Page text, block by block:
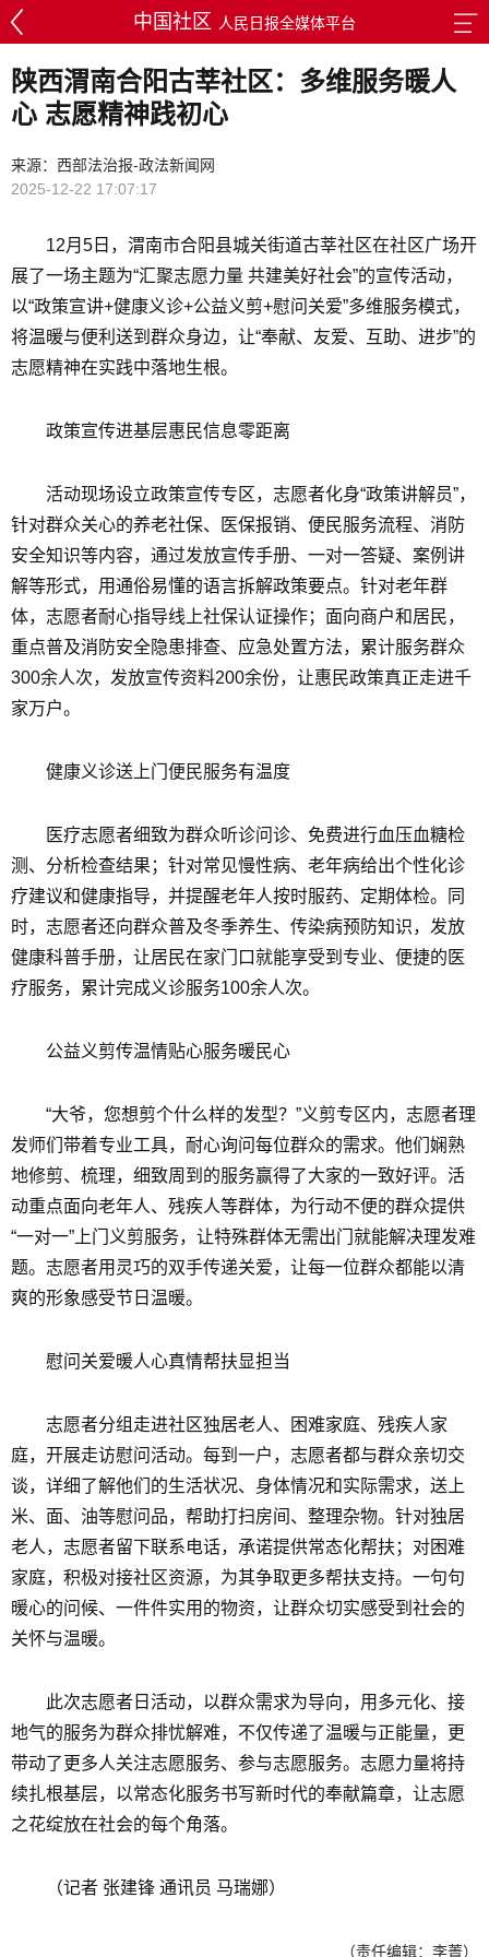
中国社区 人民日报全媒体平台
陕西渭南合阳古莘社区：多维服务暖人
心 志愿精神践初心
来源：西部法治报-政法新闻网
2025-12-22 17:07:17
12月5日，渭南市合阳县城关街道古莘社区在社区广场开
展了一场主题为“汇聚志愿力量 共建美好社会”的宣传活动，
以“政策宣讲+健康义诊+公益义剪+慰问关爱”多维服务模式，
将温暖与便利送到群众身边，让“奉献、友爱、互助、进步”的
志愿精神在实践中落地生根。
政策宣传进基层惠民信息零距离
活动现场设立政策宣传专区，志愿者化身“政策讲解员”，
针对群众关心的养老社保、医保报销、便民服务流程、消防
安全知识等内容，通过发放宣传手册、一对一答疑、案例讲
解等形式，用通俗易懂的语言拆解政策要点。针对老年群
体，志愿者耐心指导线上社保认证操作；面向商户和居民，
重点普及消防安全隐患排查、应急处置方法，累计服务群众
300余人次，发放宣传资料200余份，让惠民政策真正走进千
家万户。
健康义诊送上门便民服务有温度
医疗志愿者细致为群众听诊问诊、免费进行血压血糖检
测、分析检查结果；针对常见慢性病、老年病给出个性化诊
疗建议和健康指导，并提醒老年人按时服药、定期体检。同
时，志愿者还向群众普及冬季养生、传染病预防知识，发放
健康科普手册，让居民在家门口就能享受到专业、便捷的医
疗服务，累计完成义诊服务100余人次。
公益义剪传温情贴心服务暖民心
“大爷，您想剪个什么样的发型？”义剪专区内，志愿者理
发师们带着专业工具，耐心询问每位群众的需求。他们娴熟
地修剪、梳理，细致周到的服务赢得了大家的一致好评。活
动重点面向老年人、残疾人等群体，为行动不便的群众提供
“一对一”上门义剪服务，让特殊群体无需出门就能解决理发难
题。志愿者用灵巧的双手传递关爱，让每一位群众都能以清
爽的形象感受节日温暖。
慰问关爱暖人心真情帮扶显担当
志愿者分组走进社区独居老人、困难家庭、残疾人家
庭，开展走访慰问活动。每到一户，志愿者都与群众亲切交
谈，详细了解他们的生活状况、身体情况和实际需求，送上
米、面、油等慰问品，帮助打扫房间、整理杂物。针对独居
老人，志愿者留下联系电话，承诺提供常态化帮扶；对困难
家庭，积极对接社区资源，为其争取更多帮扶支持。一句句
暖心的问候、一件件实用的物资，让群众切实感受到社会的
关怀与温暖。
此次志愿者日活动，以群众需求为导向，用多元化、接
地气的服务为群众排忧解难，不仅传递了温暖与正能量，更
带动了更多人关注志愿服务、参与志愿服务。志愿力量将持
续扎根基层，以常态化服务书写新时代的奉献篇章，让志愿
之花绽放在社会的每个角落。
（记者 张建锋 通讯员 马瑞娜）
（责任编辑：李菁）